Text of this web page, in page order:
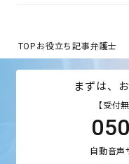
TOPお役立ち記事弁護士
まずは、
【受付
自動音声